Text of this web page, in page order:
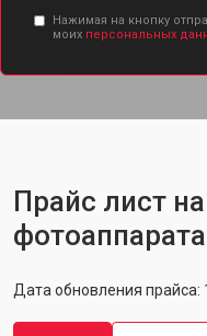
Нажимая на кнопку
моих персональных
Прайс лист
Дата обновления прайса: